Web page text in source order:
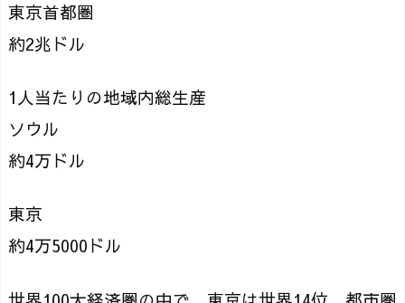
東京首都圏
約2兆ドル
1人当たりの地域内総生産
ソウル
約4万ドル
東京
約4万5000ドル